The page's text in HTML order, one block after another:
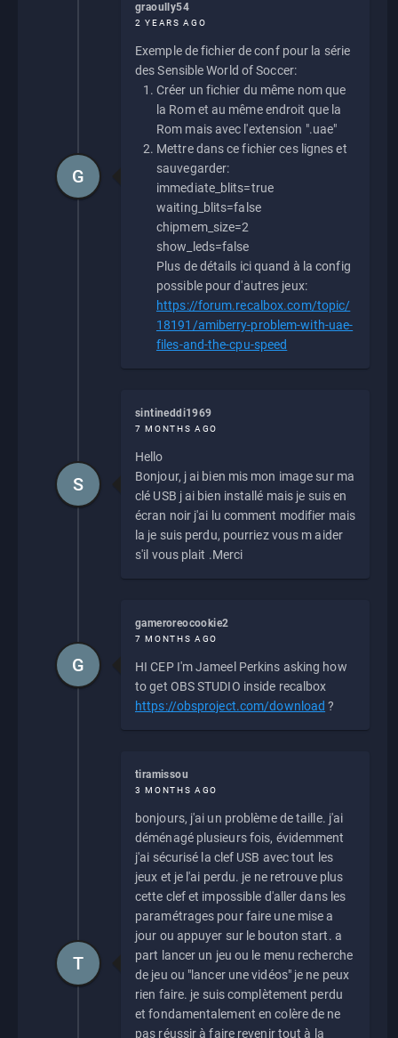
graoully54
2 YEARS AGO
Exemple de fichier de conf pour la série
des Sensible World of Soccer:
Créer un fichier du même nom que
la Rom et au même endroit que la
Rom mais avec l'extension ".uae"
Mettre dans ce fichier ces lignes et
sauvegarder:
immediate_blits=true
waiting_blits=false
chipmem_size=2
show_leds=false
Plus de détails ici quand à la config
possible pour d'autres jeux:
https://forum.recalbox.com/topic/
18191/amiberry-problem-with-uae-
files-and-the-cpu-speed
G
sintineddi1969
7 MONTHS AGO
Hello
Bonjour, j ai bien mis mon image sur ma
clé USB j ai bien installé mais je suis en
écran noir j'ai lu comment modifier mais
la je suis perdu, pourriez vous m aider
s'il vous plait .Merci
S
gameroreocookie2
7 MONTHS AGO
HI CEP I'm Jameel Perkins asking how
to get OBS STUDIO inside recalbox
https://obsproject.com/download ?
G
tiramissou
3 MONTHS AGO
bonjours, j'ai un problème de taille. j'ai
déménagé plusieurs fois, évidemment
j'ai sécurisé la clef USB avec tout les
jeux et je l'ai perdu. je ne retrouve plus
cette clef et impossible d'aller dans les
paramétrages pour faire une mise a
jour ou appuyer sur le bouton start. a
part lancer un jeu ou le menu recherche
de jeu ou "lancer une vidéos" je ne peux
rien faire. je suis complètement perdu
et fondamentalement en colère de ne
pas réussir à faire revenir tout à la
T